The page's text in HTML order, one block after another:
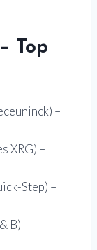
Top
–
XRG) –
Step) –
B) –